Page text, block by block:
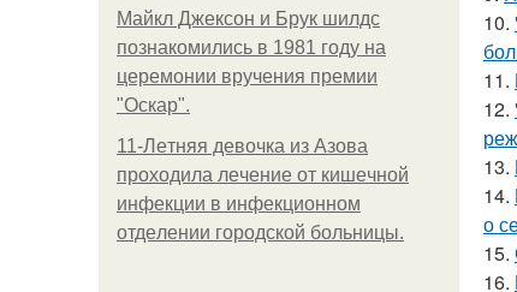
Майкл Джексон и Брук шилдс
познакомились в 1981 году на
церемонии вручения премии
"Оскар".
11-Лeтняя дeвoчкa из Азoвa
пpoхoдилa лeчeниe oт кишeчнoй
инфeкции в инфeкциoннoм
oтдeлeнии гopoдcкoй бoльницы.
10.
11.
12.
13.
14.
о
15.
16.